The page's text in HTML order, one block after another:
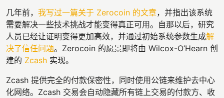
几年前， 我写过一篇关于 Zerocoin 的文章，并指出该系统
需要解决一些技术挑战才能变得真正可用。自那以后，研究
人员已经让证明变得更加高效，并通过初始系统参数生成解
决了信任问题。Zerocoin 的愿景即将由 Wilcox-O’Hearn 创
建的 Zcash 实现。
Zcash 提供完全的付款保密性，同时使用公链来维护去中心
化网络。Zcash 交易会自动隐藏所有链上交易的付款方、收